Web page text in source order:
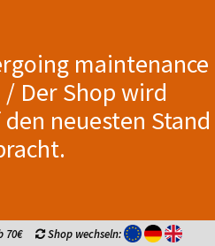
maintenance
Der Shop wird
neuesten Stand
70€ Shop wechseln: